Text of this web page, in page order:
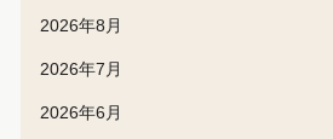
2026年8月
2026年7月
2026年6月